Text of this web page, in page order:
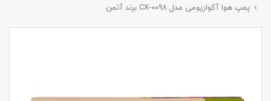
پمپ هوا آکواریومی مدل CX-0098 برند آتمن